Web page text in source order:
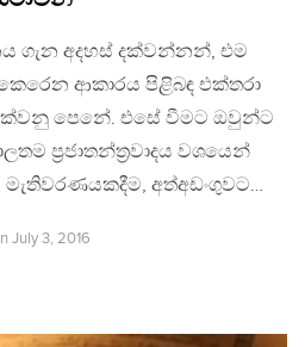
ගැන අදහස් දක්වන්නන්, එම
ආකාරය පිළිබඳ එක්තරා
පෙනේ. එසේ වීමට ඔවුන්ට
ප‍්‍රජාතන්ත‍්‍රවාදය වශයෙන්
මැතිවරණයකදීම, අත්අඩංගුවට…
July 3, 2016